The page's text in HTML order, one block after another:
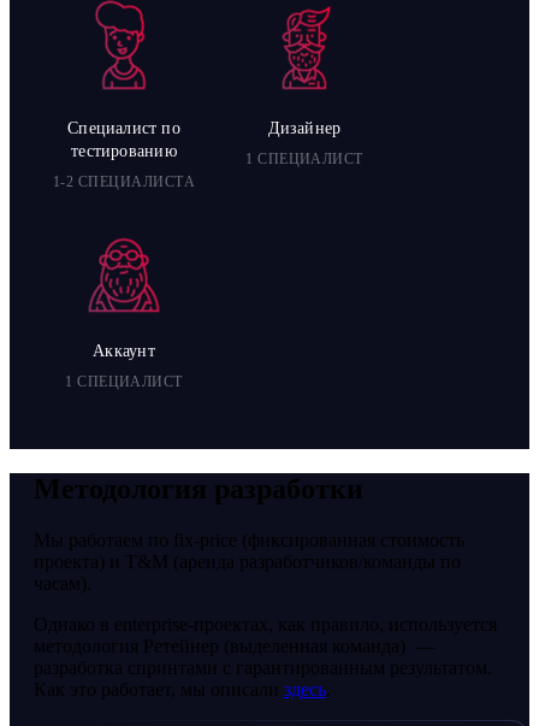
Специалист по
тестированию
1-2 СПЕЦИАЛИСТA
Дизайнер
1 СПЕЦИАЛИСТ
Аккаунт
1 СПЕЦИАЛИСТ
Методология разработки
Мы работаем по fix-price (фиксированная стоимость
проекта) и T&M (аренда разработчиков/команды по
часам).
Однако в enterprise-проектах, как правило, используется
методология Ретейнер (выделенная команда) —
разработка спринтами с гарантированным результатом.
Как это работает, мы описали здесь